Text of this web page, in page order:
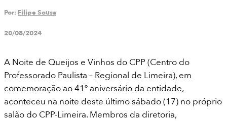
Por: Filipe Sousa
20/08/2024
A Noite de Queijos e Vinhos do CPP (Centro do
Professorado Paulista – Regional de Limeira), em
comemoração ao 41º aniversário da entidade,
aconteceu na noite deste último sábado (17) no próprio
salão do CPP-Limeira. Membros da diretoria,